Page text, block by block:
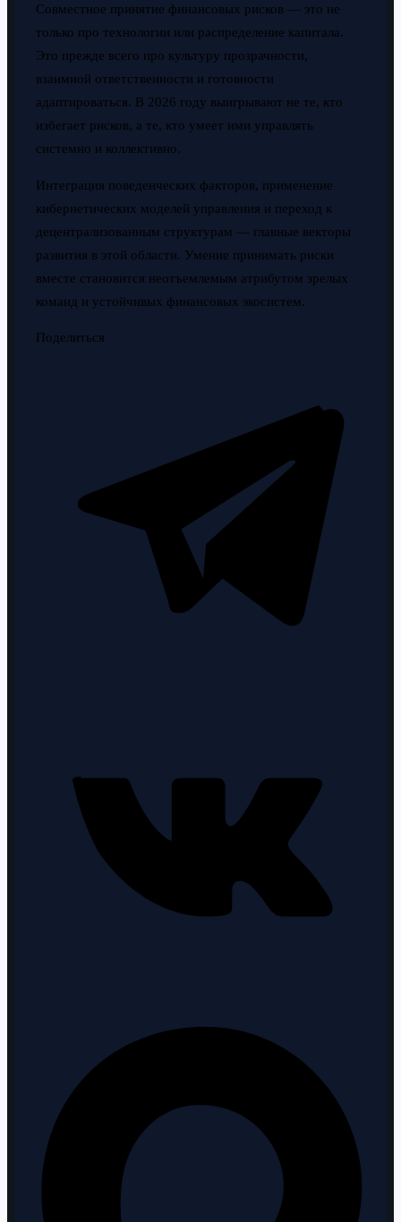
Совместное принятие финансовых рисков — это не
только про технологии или распределение капитала.
Это прежде всего про культуру прозрачности,
взаимной ответственности и готовности
адаптироваться. В 2026 году выигрывают не те, кто
избегает рисков, а те, кто умеет ими управлять
системно и коллективно.
Интеграция поведенческих факторов, применение
кибернетических моделей управления и переход к
децентрализованным структурам — главные векторы
развития в этой области. Умение принимать риски
вместе становится неотъемлемым атрибутом зрелых
команд и устойчивых финансовых экосистем.
Поделиться